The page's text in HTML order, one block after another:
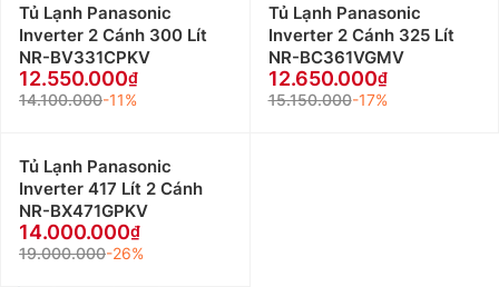
Tủ Lạnh Panasonic
Inverter 2 Cánh 300 Lít
NR-BV331CPKV
12.550.000
14.100.000-11%
Tủ Lạnh Panasonic
Inverter 2 Cánh 325 Lít
NR-BC361VGMV
12.650.000
15.150.000-17%
Tủ Lạnh Panasonic
Inverter 417 Lít 2 Cánh
NR-BX471GPKV
14.000.000
19.000.000-26%